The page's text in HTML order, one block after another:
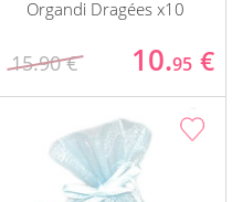
Organdi Dragées x10
15.90 € 10.95 €